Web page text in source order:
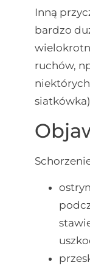
Inną
bardzo
ruchów,